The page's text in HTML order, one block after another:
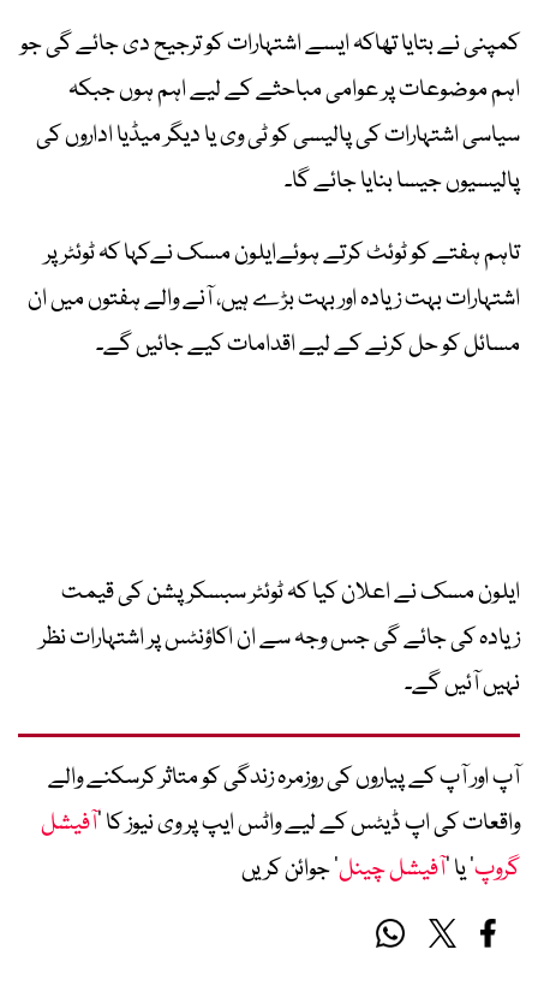
کمپنی نے بتایا تھاکہ ایسے اشتہارات کو ترجیح دی جائے گی جو
اہم موضوعات پر عوامی مباحثے کے لیے اہم ہوں جبکہ
سیاسی اشتہارات کی پالیسی کو ٹی وی یا دیگر میڈیا اداروں کی
پالیسیوں جیسا بنایا جائے گا۔
تاہم ہفتے کو ٹوئٹ کرتے ہوئےایلون مسک نےکہا کہ ٹوئٹر پر
اشتہارات بہت زیادہ اور بہت بڑے ہیں، آنے والے ہفتوں میں ان
مسائل کو حل کرنے کے لیے اقدامات کیے جائیں گے۔
ایلون مسک نے اعلان کیا کہ ٹوئٹر سبسکرپشن کی قیمت
زیادہ کی جائے گی جس وجہ سے ان اکاؤنٹس پر اشتہارات نظر
نہیں آئیں گے۔
آپ اور آپ کے پیاروں کی روزمرہ زندگی کو متاثر کرسکنے والے
واقعات کی اپ ڈیٹس کے لیے واٹس ایپ پر وی نیوز کا ’آفیشل
گروپ‘ یا ’آفیشل چینل‘ جوائن کریں